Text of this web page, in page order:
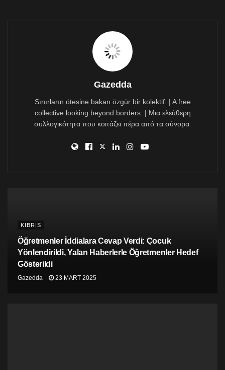
tarafına da sorumluluklar yüklenmesi tehlikesinin
olduğunun Sn. Anastasiadis bilincinde mi? Sn.
Anastasiadis böylesi bir durumda kesin taksimin hiçbir
zaman olmadığı kadar daha yakın olacağının farkında
Rauf Denktaş’ın vizyonu ve daimi hedefi olan taksimle
yurtsever güç olarak AKEL’in uzlaşması asla söz
konusu olamaz. AKEL bütün gücüyle kurtuluş ve
yeniden birleşme için mücadeleye devam edecektir.
bölgeli iki toplumlu federasyondur. Uluslararası hukukun
Gazedda
Sınırların ötesine bakan özgür bir kolektif. | A free
collective looking beyond borders. | Μια ελεύθερη
συλλογικότητα που κοιτάζει πέρα από τα σύνορα.
KIBRIS
Öğretmenler İddialara Cevap Verdi: Çocuk
Yönlendirildi, Yalan Haberlerle Öğretmenler Hedef
Gösterildi
Gazedda 23 MART 2025